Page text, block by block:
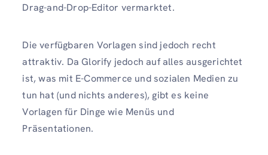
Drag-and-Drop-Editor vermarktet.
Die verfügbaren Vorlagen sind jedoch recht
attraktiv. Da Glorify jedoch auf alles ausgerichtet
ist, was mit E-Commerce und sozialen Medien zu
tun hat (und nichts anderes), gibt es keine
Vorlagen für Dinge wie Menüs und
Präsentationen.